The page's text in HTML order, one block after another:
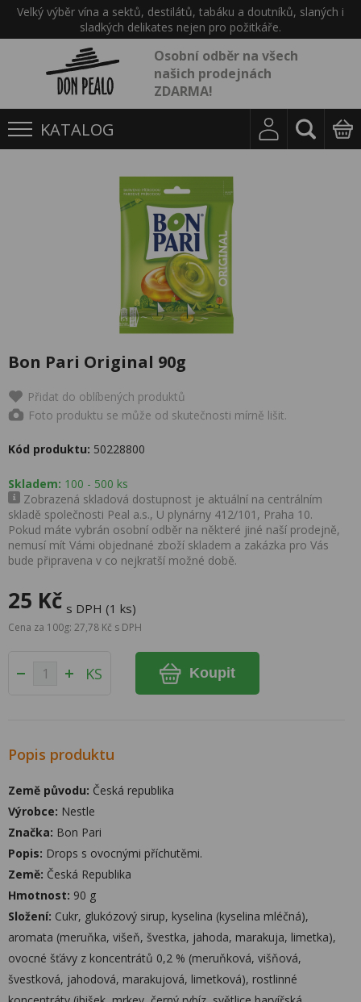
Velký výběr vína a sektů, destilátů, tabáku a doutníků, slaných i
sladkých delikates nejen pro požitkáře.
Osobní odběr na všech
našich prodejnách
ZDARMA!
KATALOG
Bon Pari Original 90g
Přidat do oblíbených produktů
Foto produktu se může od skutečnosti mírně lišit.
Kód produktu: 50228800
Skladem: 100 - 500 ks
Zobrazená skladová dostupnost je aktuální na centrálním
skladě společnosti Peal a.s., U plynárny 412/101, Praha 10.
Pokud máte vybrán osobní odběr na některé jiné naší prodejně,
nemusí mít Vámi objednané zboží skladem a zakázka pro Vás
bude připravena v co nejkratší možné době.
25 Kč s DPH (1 ks)
Cena za 100g: 27,78 Kč s DPH
KS Koupit
Popis produktu
Země původu: Česká republika
Výrobce: Nestle
Značka: Bon Pari
Popis: Drops s ovocnými příchutěmi.
Země: Česká Republika
Hmotnost: 90 g
Složení: Cukr, glukózový sirup, kyselina (kyselina mléčná),
aromata (meruňka, višeň, švestka, jahoda, marakuja, limetka),
ovocné šťávy z koncentrátů 0,2 % (meruňková, višňová,
švestková, jahodová, marakujová, limetková), rostlinné